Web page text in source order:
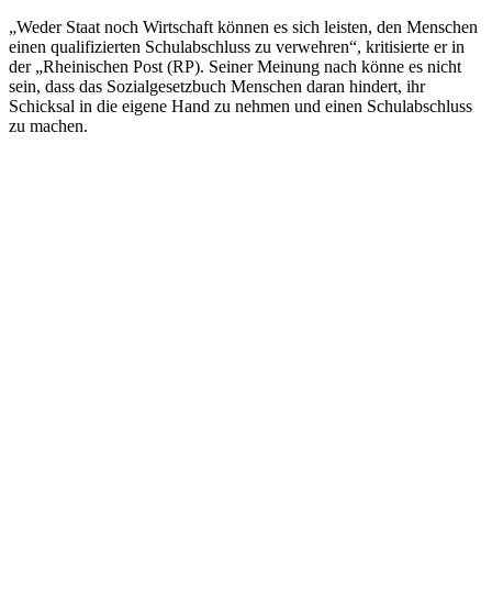
„Weder Staat noch Wirtschaft können es sich leisten, den Menschen
einen qualifizierten Schulabschluss zu verwehren“, kritisierte er in
der „Rheinischen Post (RP). Seiner Meinung nach könne es nicht
sein, dass das Sozialgesetzbuch Menschen daran hindert, ihr
Schicksal in die eigene Hand zu nehmen und einen Schulabschluss
zu machen.